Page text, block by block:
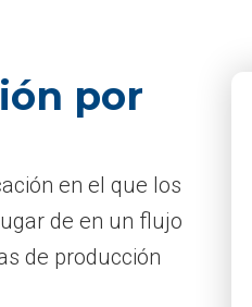
por
en el que los
de en un flujo
de producción